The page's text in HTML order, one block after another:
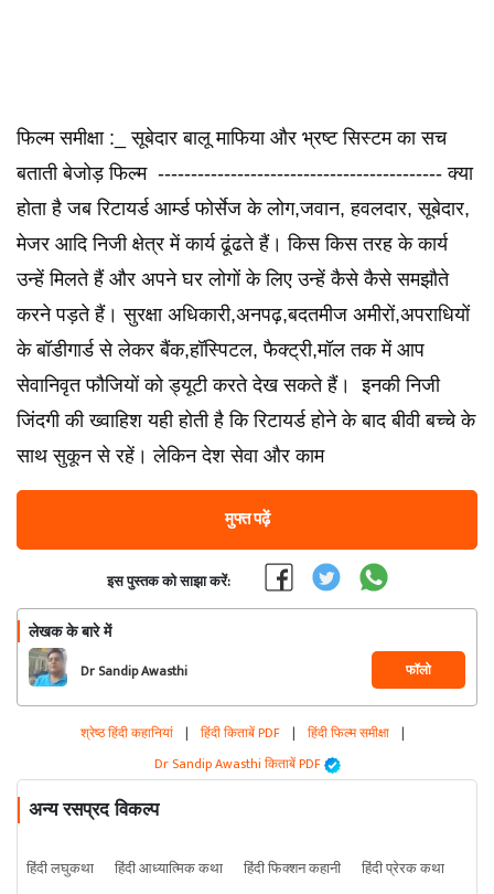
फिल्म समीक्षा :_ सूबेदार बालू माफिया और भ्रष्ट सिस्टम का सच
बताती बेजोड़ फिल्म ------------------------------------------- क्या
होता है जब रिटायर्ड आर्म्ड फोर्सेज के लोग,जवान, हवलदार, सूबेदार,
मेजर आदि निजी क्षेत्र में कार्य ढूंढते हैं। किस किस तरह के कार्य
उन्हें मिलते हैं और अपने घर लोगों के लिए उन्हें कैसे कैसे समझौते
करने पड़ते हैं। सुरक्षा अधिकारी,अनपढ़,बदतमीज अमीरों,अपराधियों
के बॉडीगार्ड से लेकर बैंक,हॉस्पिटल, फैक्ट्री,मॉल तक में आप
सेवानिवृत फौजियों को ड्यूटी करते देख सकते हैं। इनकी निजी
जिंदगी की ख्वाहिश यही होती है कि रिटायर्ड होने के बाद बीवी बच्चे के
साथ सुकून से रहें। लेकिन देश सेवा और काम
मुफ्त पढ़ें
इस पुस्तक को साझा करें:
लेखक के बारे में
Dr Sandip Awasthi फॉलो
श्रेष्ठ हिंदी कहानियां | हिंदी किताबें PDF | हिंदी फिल्म समीक्षा |
Dr Sandip Awasthi किताबें PDF
अन्य रसप्रद विकल्प
हिंदी लघुकथा हिंदी आध्यात्मिक कथा हिंदी फिक्शन कहानी हिंदी प्रेरक कथा